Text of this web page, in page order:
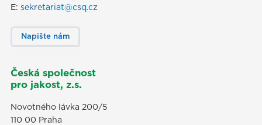
E: sekretariat@csq.cz
Napište nám
Česká společnost
pro jakost, z.s.
Novotného lávka 200/5
110 00 Praha